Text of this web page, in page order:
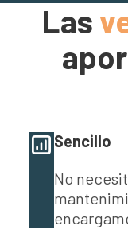
Las
Sencillo
No